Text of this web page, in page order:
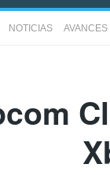
NOTICIAS AVANCES